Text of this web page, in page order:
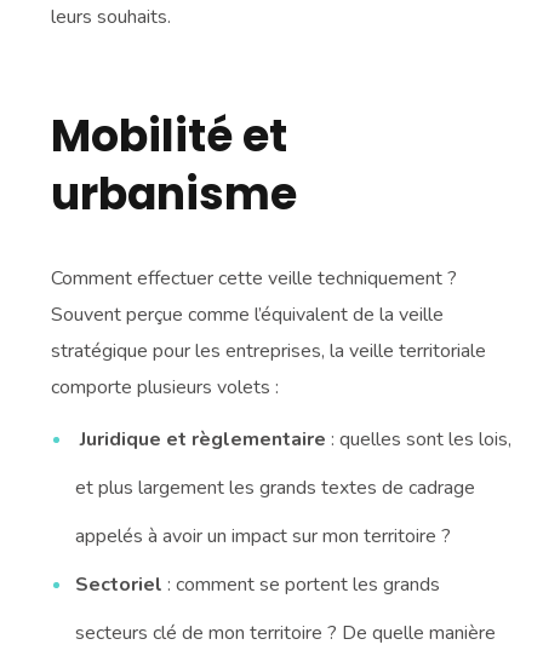
leurs souhaits.
Mobilité et
urbanisme
Comment effectuer cette veille techniquement ?
Souvent perçue comme l’équivalent de la veille
stratégique pour les entreprises, la veille territoriale
comporte plusieurs volets :
Juridique et règlementaire : quelles sont les lois,
et plus largement les grands textes de cadrage
appelés à avoir un impact sur mon territoire ?
Sectoriel : comment se portent les grands
secteurs clé de mon territoire ? De quelle manière